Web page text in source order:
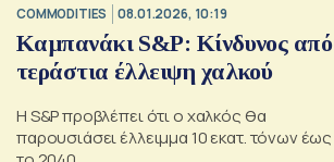
COMMODITIES 08.01.2026, 10:19
Καμπανάκι S&P: Κίνδυνος από
τεράστια έλλειψη χαλκού
H S&P προβλέπει ότι ο χαλκός θα
παρουσιάσει έλλειμμα 10 εκατ. τόνων έως